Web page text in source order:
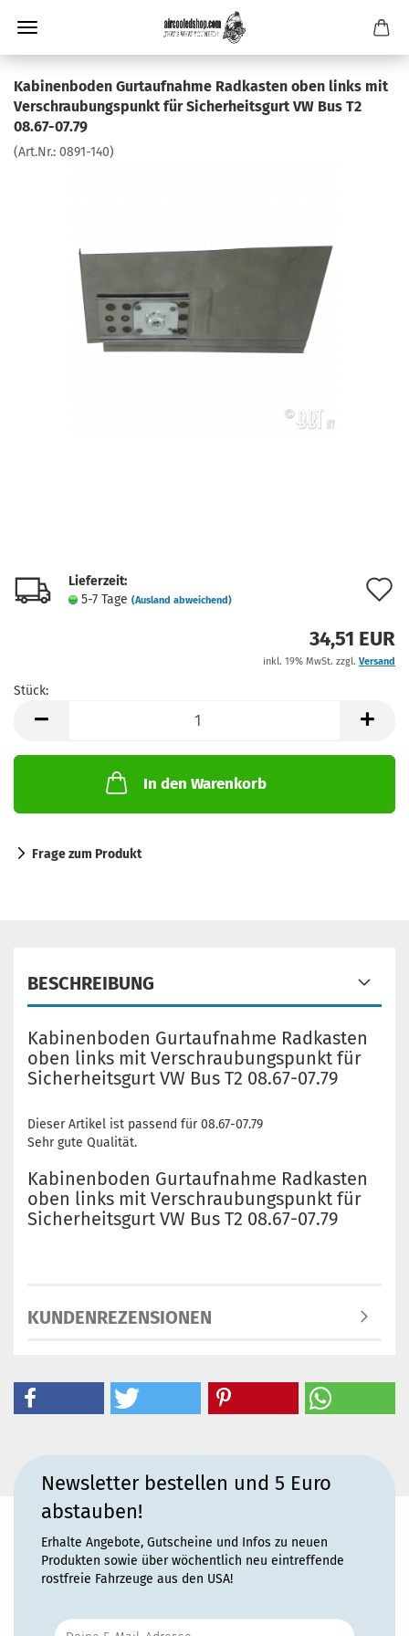
Kabinenboden Gurtaufnahme Radkasten oben links mit
Verschraubungspunkt für Sicherheitsgurt VW Bus T2
08.67-07.79
(Art.Nr.: 0891-140)
Lieferzeit:
5-7 Tage (Ausland abweichend)
34,51 EUR
inkl. 19% MwSt. zzgl. Versand
Stück:
In den Warenkorb
Frage zum Produkt
BESCHREIBUNG
Kabinenboden Gurtaufnahme Radkasten
oben links mit Verschraubungspunkt für
Sicherheitsgurt VW Bus T2 08.67-07.79
Dieser Artikel ist passend für 08.67-07.79
Sehr gute Qualität.
Kabinenboden Gurtaufnahme Radkasten
oben links mit Verschraubungspunkt für
Sicherheitsgurt VW Bus T2 08.67-07.79
KUNDENREZENSIONEN
Newsletter bestellen und 5 Euro
abstauben!
Erhalte Angebote, Gutscheine und Infos zu neuen
Produkten sowie über wöchentlich neu eintreffende
rostfreie Fahrzeuge aus den USA!